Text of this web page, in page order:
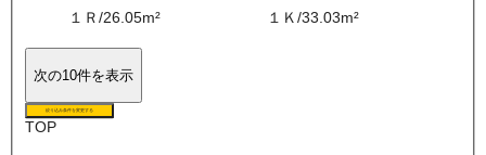
１Ｒ/26.05m²
１Ｋ/33.03m²
次の10件を表示
絞り込み条件を変更する
TOP